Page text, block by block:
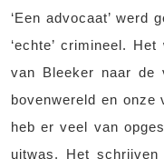
‘Een advocaat’ werd
‘echte’ crimineel.
van Bleeker naar de
bovenwereld en onze
heb er veel van
uitwas. Het